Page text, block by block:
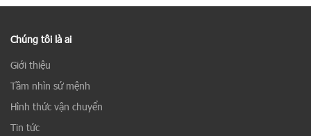
Chúng tôi là ai
Giới thiệu
Tầm nhìn sứ mệnh
Hình thức vận chuyển
Tin tức